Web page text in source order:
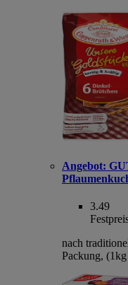
Angebot:
3.49
nach
Packung,